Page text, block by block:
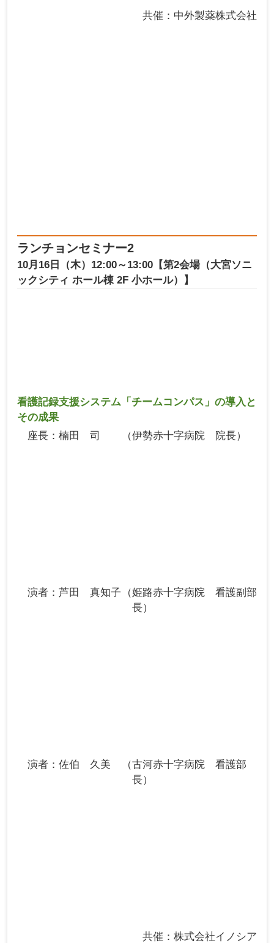
共催：中外製薬株式会社
ランチョンセミナー2
10月16日（木）12:00～13:00【第2会場（大宮ソニ
ックシティ ホール棟 2F 小ホール）】
看護記録支援システム「チームコンパス」の導入と
その成果
座長
楠田 司 伊勢赤十字病院 院長
演者 芦田 真知子
姫路赤十字病院 看護副部
長
演者 佐伯 久美
古河赤十字病院 看護部
長
共催：株式会社イノシア